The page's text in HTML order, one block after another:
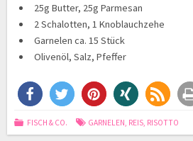
25g Butter, 25g Parmesan
2 Schalotten, 1 Knoblauchzehe
Garnelen ca. 15 Stück
Olivenöl, Salz, Pfeffer
FISCH & CO. GARNELEN, REIS, RISOTTO